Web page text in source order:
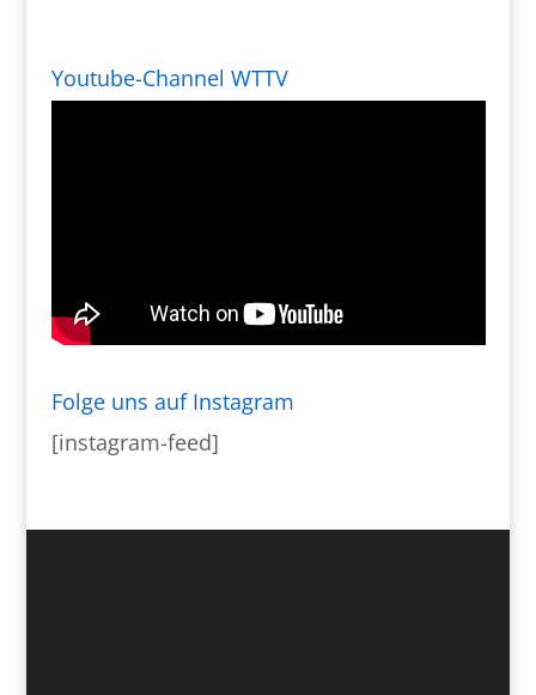
Youtube-Channel WTTV
Folge uns auf Instagram
[instagram-feed]